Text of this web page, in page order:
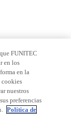
FUNITEC
en los
en la
cookies
nuestros
preferencias
Política de